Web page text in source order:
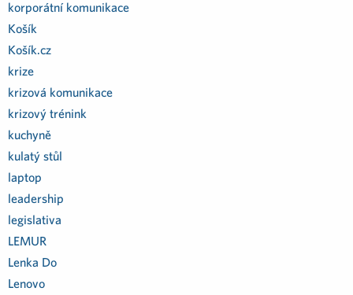
korporátní komunikace
Košík
Košík.cz
krize
krizová komunikace
krizový trénink
kuchyně
kulatý stůl
laptop
leadership
legislativa
LEMUR
Lenka Do
Lenovo